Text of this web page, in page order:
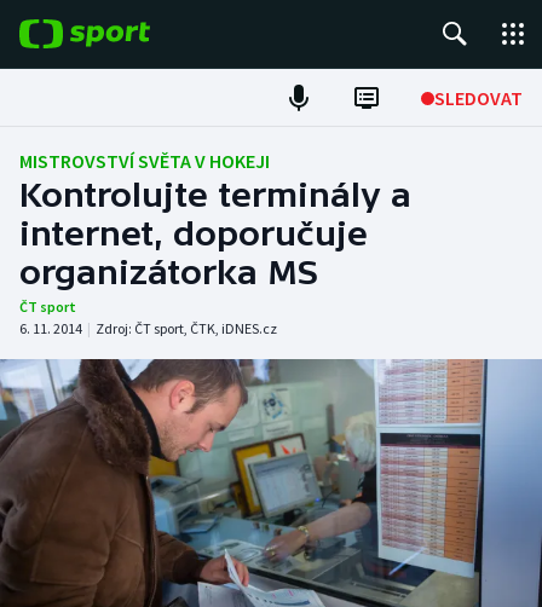
SLEDOVAT
Fotbal
Hokej
Tenis
Atletika
Cyklistika
DALŠÍ SPORTY
Americký fotbal
Baseball a softbal
NEPŘEHLÉDNĚTE
Soutěže
MISTROVSTVÍ SVĚTA V HOKEJI
Kontrolujte terminály a
internet, doporučuje
organizátorka MS
ČT sport
6. 11. 2014 | Zdroj: ČT sport, ČTK, iDNES.cz